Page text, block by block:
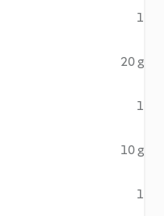
1
20 g
1
10 g
1